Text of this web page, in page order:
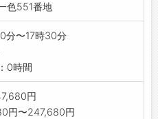
色551番地
分〜17時30分
0時間
円
円〜247,680円